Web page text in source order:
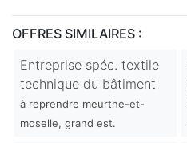
OFFRES SIMILAIRES :
Entreprise spéc. textile
technique du bâtiment
à reprendre meurthe-et-
moselle, grand est.